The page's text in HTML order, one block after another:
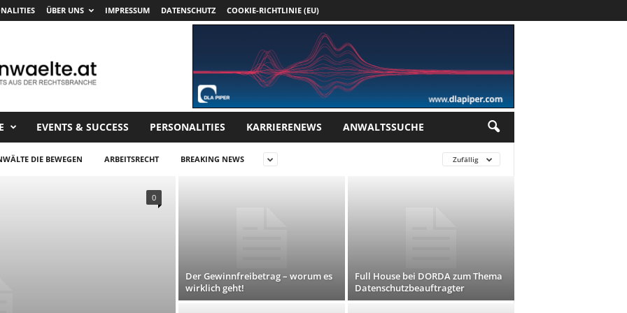
ÜBER UNS IMPRESSUM DATENSCHUTZ COOKIE-RICHTLINIE (EU)
EVENTS & SUCCESS PERSONALITIES KARRIERENEWS ANWALTSSUCHE
DIE BEWEGEN ARBEITSRECHT BREAKING NEWS Zufällig
0
Der Gewinnfreibetrag – worum es
wirklich geht!
Full House bei DORDA zum Thema
Datenschutzbeauftragter